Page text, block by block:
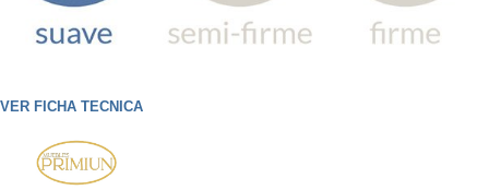
VER FICHA TECNICA